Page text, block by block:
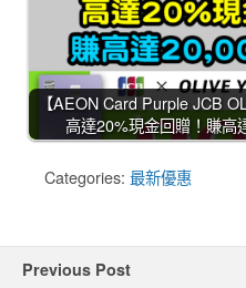
【AEON Card Purple JCB
高達20%現金回贈！賺高
Categories: 最新優惠
Previous Post